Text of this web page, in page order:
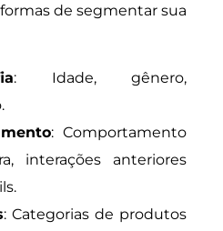
de segmentar sua
: Idade, gênero,
: Comportamento
interações anteriores
: Categorias de produtos